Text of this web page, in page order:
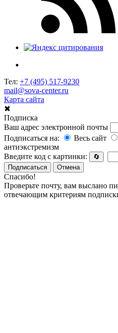
Тел: +7 (495) 517-9230
mail@sova-center.ru
Карта сайта
✖
Подписка
Ваш адрес электронной почты
Подписаться на:
Весь сайт
антиэкстремизм
Введите код с картинки:
🔄
Подписаться
Отмена
Спасибо!
Проверьте почту, вам выслано
отвечающим критериям